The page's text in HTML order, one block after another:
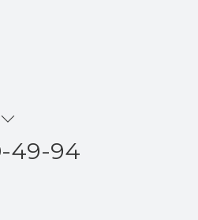
49-94